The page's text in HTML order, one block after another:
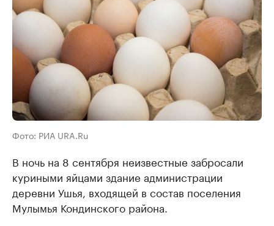
Фото: РИА URA.Ru
В ночь на 8 сентября неизвестные забросали
куриными яйцами здание администрации
деревни Ушья, входящей в состав поселения
Мулымья Кондинского района.